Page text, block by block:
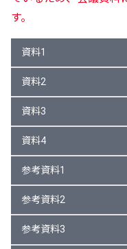
す。
資料1
資料2
資料3
資料4
参考資料1
参考資料2
参考資料3